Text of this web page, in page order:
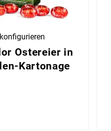
Ostereier in
Kartonage